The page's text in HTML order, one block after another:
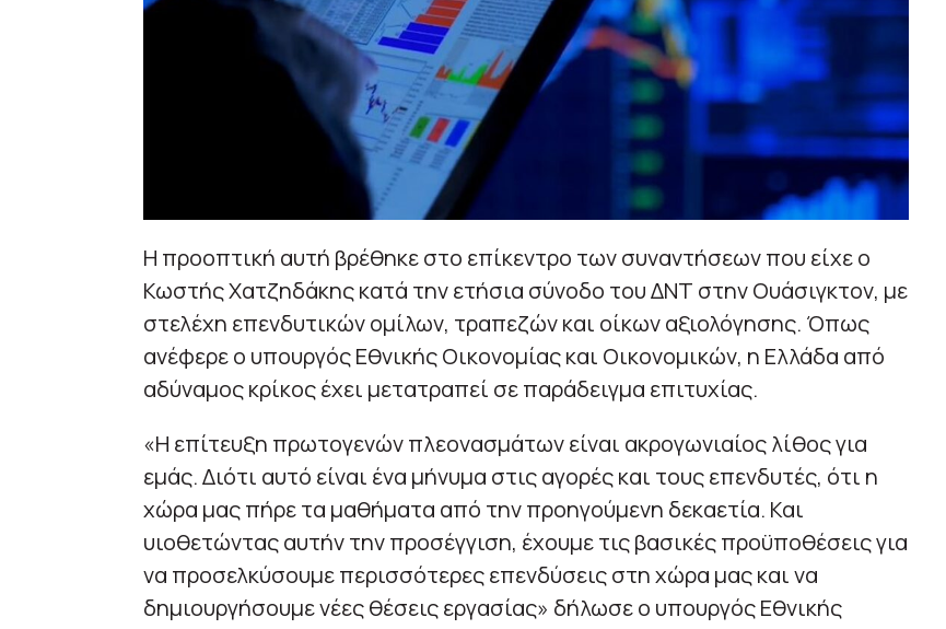
Η προοπτική αυτή βρέθηκε στο επίκεντρο των συναντήσεων που είχε ο
Κωστής Χατζηδάκης κατά την ετήσια σύνοδο του ΔΝΤ στην Ουάσιγκτον, με
στελέχη επενδυτικών ομίλων, τραπεζών και οίκων αξιολόγησης. Όπως
ανέφερε ο υπουργός Εθνικής Οικονομίας και Οικονομικών, η Ελλάδα από
αδύναμος κρίκος έχει μετατραπεί σε παράδειγμα επιτυχίας.
«Η επίτευξη πρωτογενών πλεονασμάτων είναι ακρογωνιαίος λίθος για
εμάς. Διότι αυτό είναι ένα μήνυμα στις αγορές και τους επενδυτές, ότι η
χώρα μας πήρε τα μαθήματα από την προηγούμενη δεκαετία. Και
υιοθετώντας αυτήν την προσέγγιση, έχουμε τις βασικές προϋποθέσεις για
να προσελκύσουμε περισσότερες επενδύσεις στη χώρα μας και να
δημιουργήσουμε νέες θέσεις εργασίας» δήλωσε ο υπουργός Εθνικής